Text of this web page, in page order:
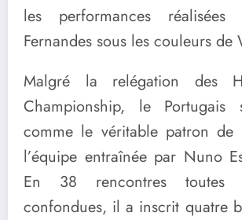
les performances réalisées
Fernandes sous les couleurs de
Malgré la relégation des
Championship, le Portugais
comme le véritable patron de
l’équipe entraînée par Nuno
En 38 rencontres toutes
confondues, il a inscrit quatre